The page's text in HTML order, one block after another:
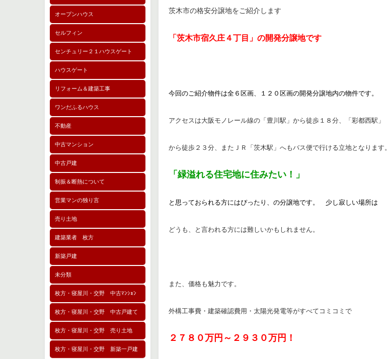
オープンハウス
セルフィン
センチュリー２１ハウスゲート
ハウスゲート
リフォーム＆建築工事
ワンだふるハウス
不動産
中古マンション
中古戸建
制振＆断熱について
営業マンの独り言
売り土地
建築業者 枚方
新築戸建
未分類
枚方・寝屋川・交野 中古ﾏﾝｼｮﾝ
枚方・寝屋川・交野 中古戸建て
枚方・寝屋川・交野 売り土地
枚方・寝屋川・交野 新築一戸建
茨木市の格安分譲地をご紹介します
「茨木市宿久庄４丁目」の開発分譲地です
今回のご紹介物件は全６区画、１２０区画の開発分譲地内の物件です。
アクセスは大阪モノレール線の「豊川駅」から徒歩１８分、「彩都西駅」
から徒歩２３分、またＪＲ「茨木駅」へもバス便で行ける立地となります。
「緑溢れる住宅地に住みたい！」
と思っておられる方にはぴったり、の分譲地です。 少し寂しい場所は
どうも、と言われる方には難しいかもしれません。
また、価格も魅力です。
外構工事費・建築確認費用・太陽光発電等がすべてコミコミで
２７８０万円～２９３０万円！